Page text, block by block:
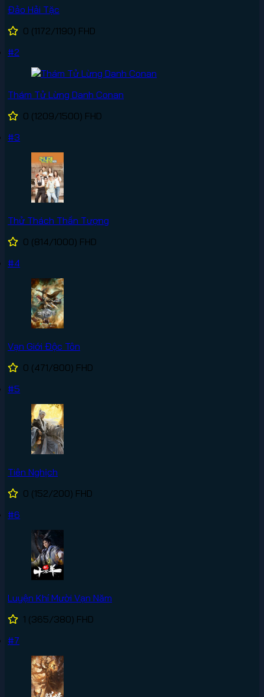
Đảo Hải Tặc
0 (1172/1190) FHD
#2
Thám Tử Lừng Danh Conan
0 (1209/1500) FHD
#3
Thử Thách Thần Tượng
0 (814/1000) FHD
#4
Vạn Giới Độc Tôn
0 (471/800) FHD
#5
Tiên Nghịch
0 (152/200) FHD
#6
Luyện Khí Mười Vạn Năm
1 (365/380) FHD
#7